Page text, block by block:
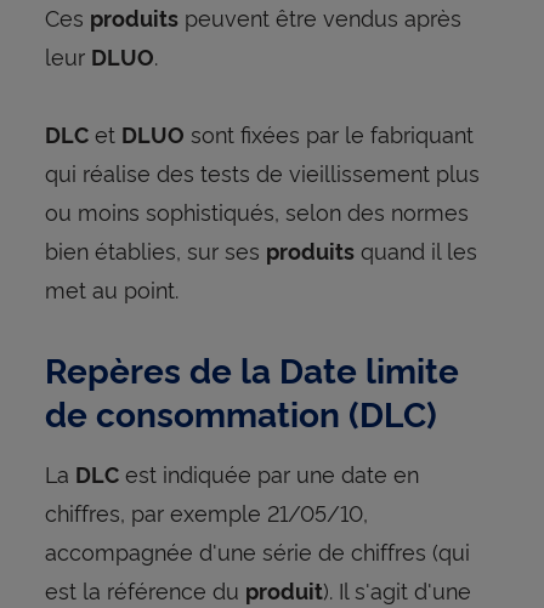
Ces produitspeuvent être vendus après
leur DLUO.
DLCet DLUO sont fixées par le fabriquant
qui réalise des tests de vieillissement plus
ou moins sophistiqués, selon des normes
bien établies, sur ses produitsquand il les
met au point.
Repères de la Date limite
de consommation (DLC)
La DLCest indiquée par une date en
chiffres, par exemple 21/05/10,
accompagnée d'une série de chiffres (qui
est la référence du produit). Il s'agit d'une